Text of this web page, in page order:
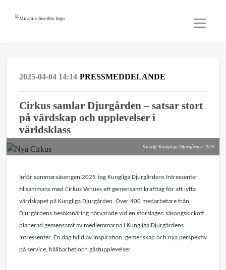
2025-04-04 14:14 PRESSMEDDELANDE
Cirkus samlar Djurgården – satsar stort
på värdskap och upplevelser i
världsklass
Kickoff Kungliga Djurgården 2025
Inför sommarsäsongen 2025 tog Kungliga Djurgårdens Intressenter
tillsammans med Cirkus Venues ett gemensamt krafttag för att lyfta
värdskapet på Kungliga Djurgården. Över 400 medarbetare från
Djurgårdens besöksnäring närvarade vid en storslagen säsongskickoff
planerad gemensamt av medlemmarna i Kungliga Djurgårdens
Intressenter. En dag fylld av inspiration, gemenskap och nya perspektiv
på service, hållbarhet och gästupplevelser.